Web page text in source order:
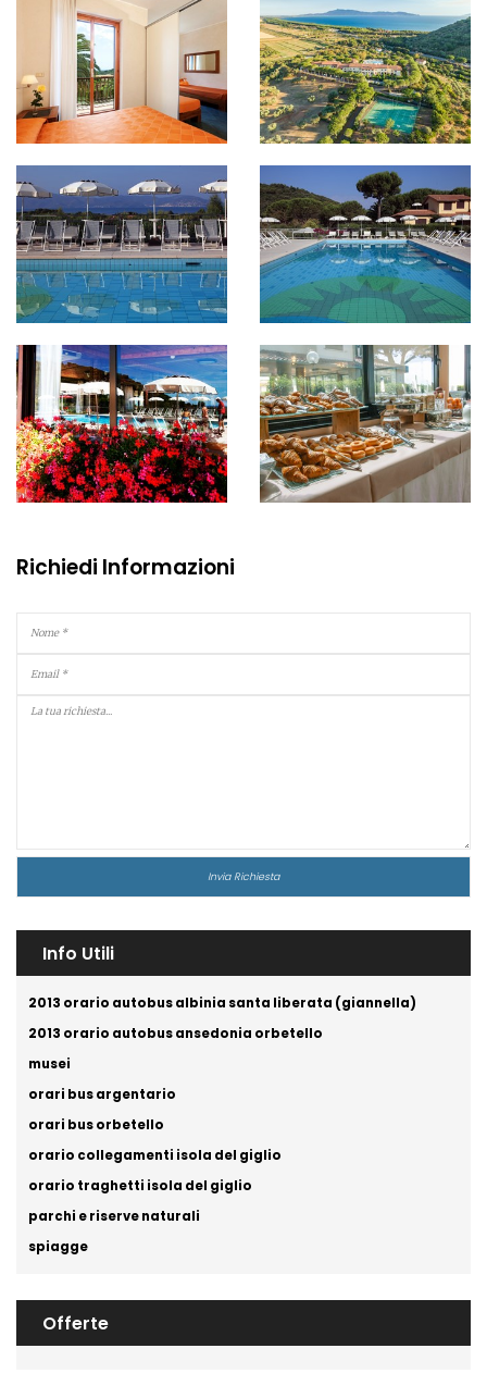
Richiedi Informazioni
Info Utili
2013 orario autobus albinia santa liberata (giannella)
2013 orario autobus ansedonia orbetello
musei
orari bus argentario
orari bus orbetello
orario collegamenti isola del giglio
orario traghetti isola del giglio
parchi e riserve naturali
spiagge
Offerte